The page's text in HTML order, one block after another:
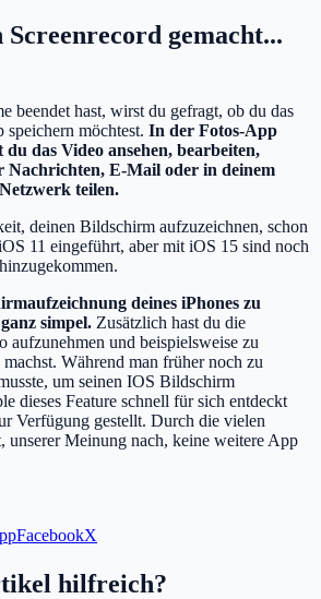
Screenrecord gemacht...
beendet hast, wirst du gefragt, ob du das
möchtest. In der Fotos-App
du das Video ansehen, bearbeiten,
Nachrichten, E-Mail oder in deinem
teilen.
deinen Bildschirm aufzuzeichnen, schon
11 eingeführt, aber mit iOS 15 sind noch
deines iPhones zu
simpel. Zusätzlich hast du die
und beispielsweise zu
Während man früher noch zu
um seinen IOS Bildschirm
dieses Feature schnell für sich entdeckt
Verfügung gestellt. Durch die vielen
unserer Meinung nach, keine weitere App
FacebookX
hilfreich?